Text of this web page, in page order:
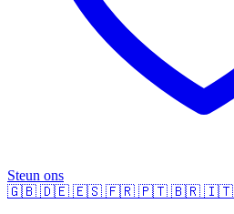
Steun ons
🇬🇧 🇩🇪 🇪🇸 🇫🇷 🇵🇹 🇧🇷 🇮🇹